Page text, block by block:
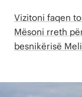
Vizitoni faqen
Mësoni rreth
besnikërisë